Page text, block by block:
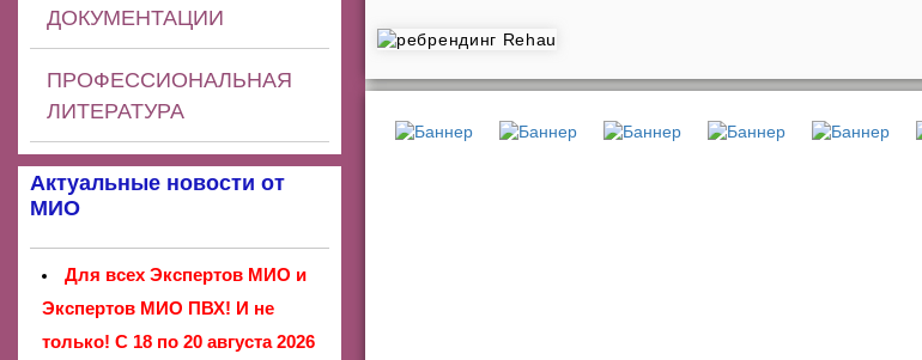
ДОКУМЕНТАЦИИ
ПРОФЕССИОНАЛЬНАЯ
ЛИТЕРАТУРА
Актуальные новости от
МИО
Для всех Экспертов МИО и
Экспертов МИО ПВХ! И не
только! С 18 по 20 августа 2026